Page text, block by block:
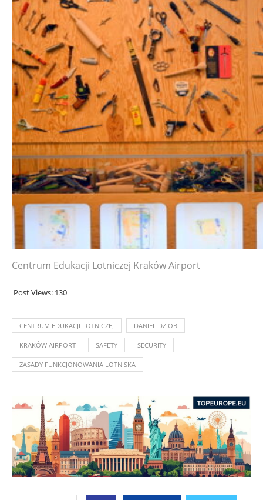
Centrum Edukacji Lotniczej Kraków Airport
Post Views: 130
CENTRUM EDUKACJI LOTNICZEJ DANIEL DZIOB
KRAKÓW AIRPORT SAFETY SECURITY
ZASADY FUNKCJONOWANIA LOTNISKA